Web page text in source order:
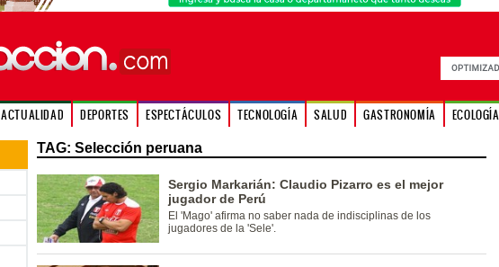
ACTUALIDAD DEPORTES ESPECTÁCULOS TECNOLOGÍA SALUD GASTRONOMÍA ECOLOGÍA
TAG: Selección peruana
Sergio Markarián: Claudio Pizarro es el mejor
jugador de Perú
El 'Mago' afirma no saber nada de indisciplinas de los
jugadores de la 'Sele'.